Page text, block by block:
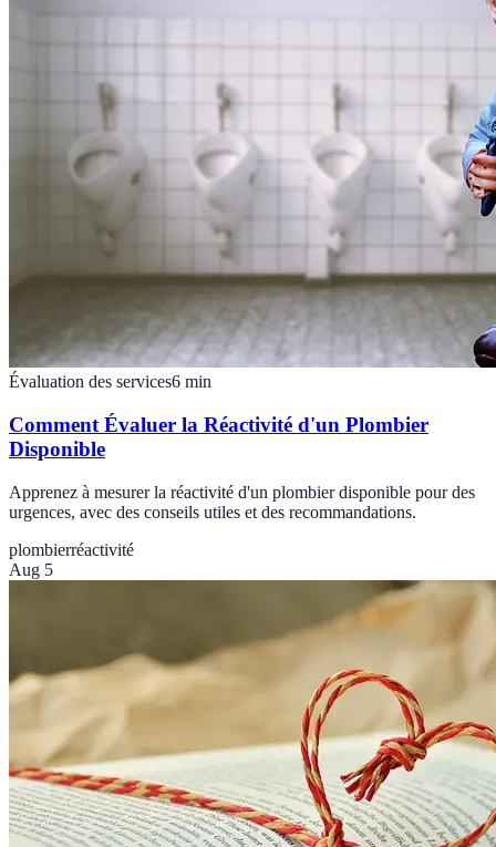
Évaluation des services6 min
Comment Évaluer la Réactivité d'un Plombier
Disponible
Apprenez à mesurer la réactivité d'un plombier disponible pour des
urgences, avec des conseils utiles et des recommandations.
plombierréactivité
Aug 5